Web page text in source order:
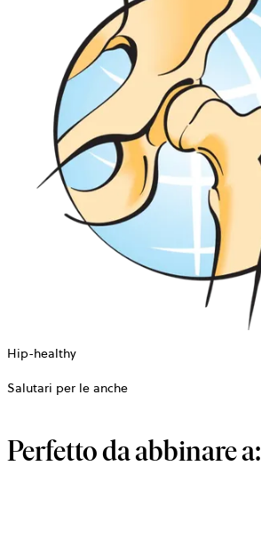
Hip-healthy
Salutari per le anche
Perfetto da abbinare a: